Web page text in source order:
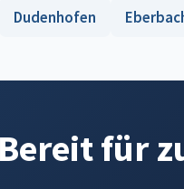
Dudenhofen
Bereit für